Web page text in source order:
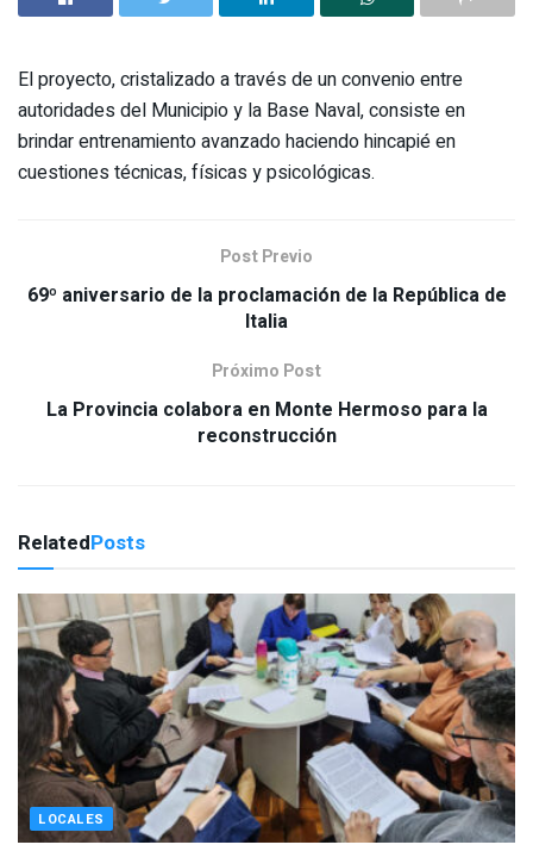
El proyecto, cristalizado a través de un convenio entre
autoridades del Municipio y la Base Naval, consiste en
brindar entrenamiento avanzado haciendo hincapié en
cuestiones técnicas, físicas y psicológicas.
Post Previo
69º aniversario de la proclamación de la República de
Italia
Próximo Post
La Provincia colabora en Monte Hermoso para la
reconstrucción
RelatedPosts
LOCALES